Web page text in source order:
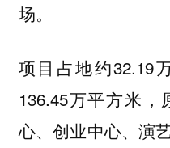
场。
项目占地约32.19
136.45万平方米
心、创业中心、演